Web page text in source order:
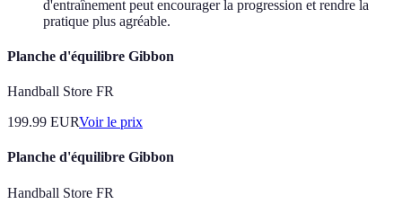
d'entraînement peut encourager la progression et rendre la
pratique plus agréable.
Planche d'équilibre Gibbon
Handball Store FR
199.99 EURVoir le prix
Planche d'équilibre Gibbon
Handball Store FR